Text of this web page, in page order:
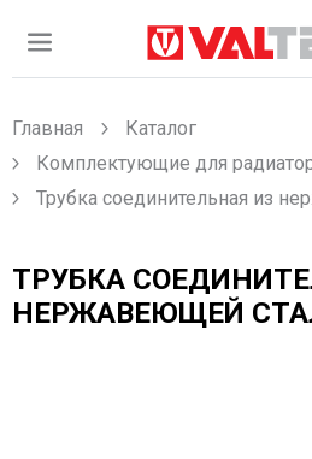
Главная
Каталог
Комплектующие для
Трубка соединительная из
ТРУБКА
НЕРЖАВЕЮЩЕЙ